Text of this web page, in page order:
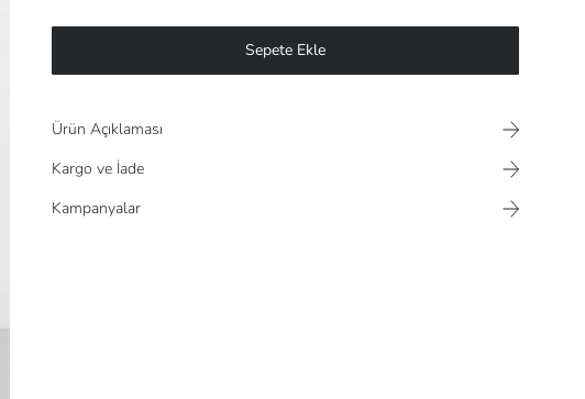
Sepete Ekle
Ürün Açıklaması
Kargo ve İade
Kampanyalar